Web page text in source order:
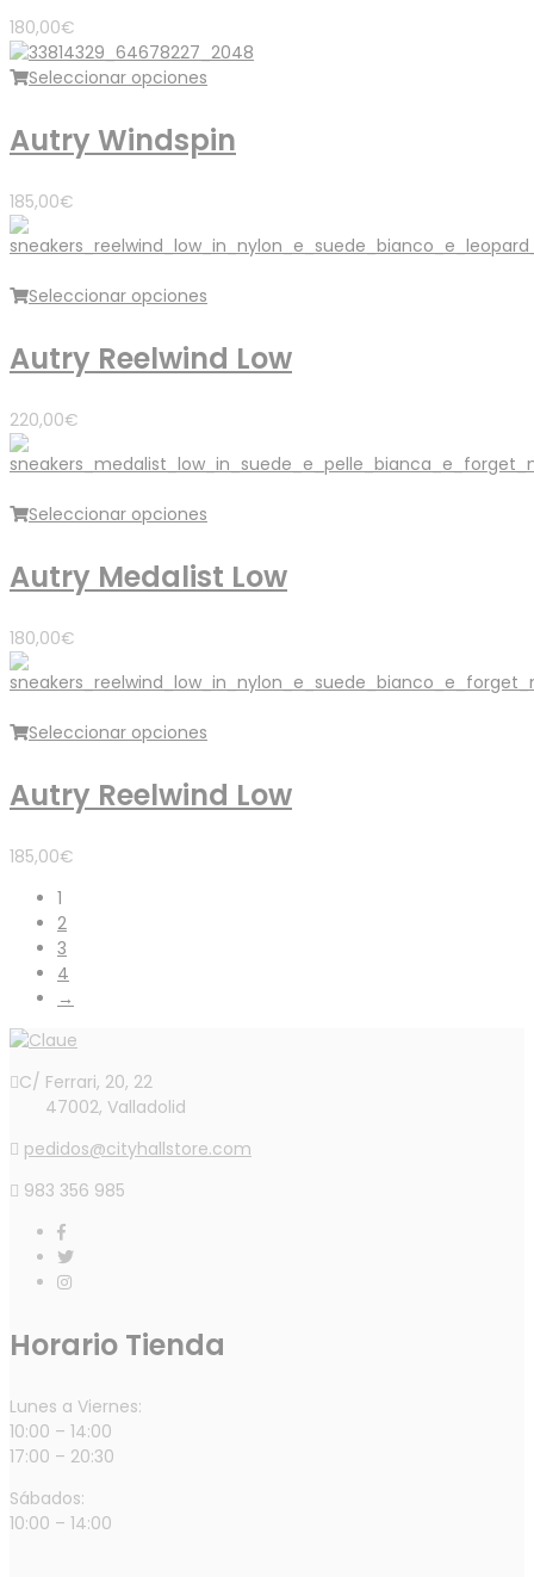
180,00€
Seleccionar opciones
Autry Windspin
185,00€
Seleccionar opciones
Autry Reelwind Low
220,00€
Seleccionar opciones
Autry Medalist Low
180,00€
Seleccionar opciones
Autry Reelwind Low
185,00€
1
2
3
4
→
C/ Ferrari, 20, 22
47002, Valladolid
pedidos@cityhallstore.com
983 356 985
Horario Tienda
Lunes a Viernes:
10:00 – 14:00
17:00 – 20:30
Sábados:
10:00 – 14:00